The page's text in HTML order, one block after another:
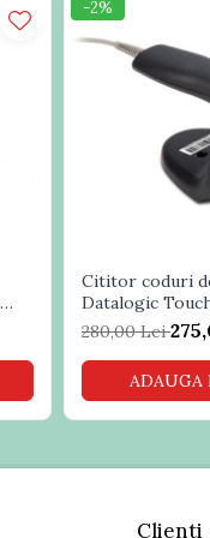
-2%
Cititor coduri
Datalogic
280,00 Lei
ADAUGA
Clienti